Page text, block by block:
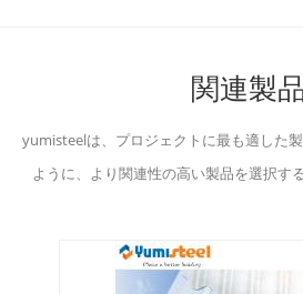
関連製品
yumisteelは、プロジェクトに最も適した
ように、より関連性の高い製品を選択す